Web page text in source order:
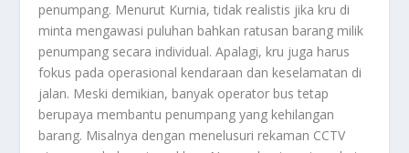
penumpang. Menurut Kurnia, tidak realistis jika kru di
minta mengawasi puluhan bahkan ratusan barang milik
penumpang secara individual. Apalagi, kru juga harus
fokus pada operasional kendaraan dan keselamatan di
jalan. Meski demikian, banyak operator bus tetap
berupaya membantu penumpang yang kehilangan
barang. Misalnya dengan menelusuri rekaman CCTV